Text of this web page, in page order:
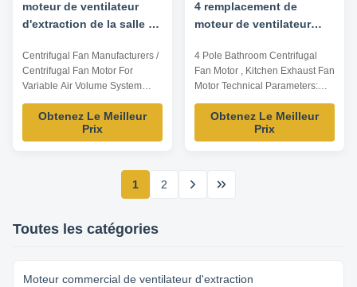
moteur de ventilateur
d'extraction de la salle de
système variable de
volume de l'air
Centrifugal Fan Manufacturers /
Centrifugal Fan Motor For
Variable Air Volume System
Name : single phase
asynchronous motor for small
centrifugal fan. Production
system. Product features : Nickel
Obtenez Le Meilleur
Prix
4 remplacement de
moteur de ventilateur
de Polonais 1200rpm 40w
4 Pole Bathroom Centrifugal
Fan Motor , Kitchen Exhaust Fan
Motor Technical Parameters:
Model Power /W Frequency /Hz
Speed /RPM Voltage /V Winding
YDK80-20-4 20 50 1200 220
are representative motors, only
Obtenez Le Meilleur
Prix
1 2
Toutes les catégories
Moteur commercial de ventilateur d'extraction